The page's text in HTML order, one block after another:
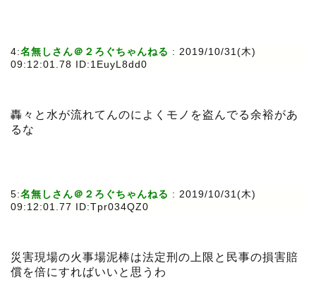
4:名無しさん＠２ろぐちゃんねる : 2019/10/31(木)
09:12:01.78 ID:1EuyL8dd0
轟々と水が流れてんのによくモノを盗んでる余裕があ
るな
5:名無しさん＠２ろぐちゃんねる : 2019/10/31(木)
09:12:01.77 ID:Tpr034QZ0
災害現場の火事場泥棒は法定刑の上限と民事の損害賠
償を倍にすればいいと思うわ